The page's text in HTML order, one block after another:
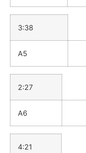
3:38
A5
2:27
A6
4:21